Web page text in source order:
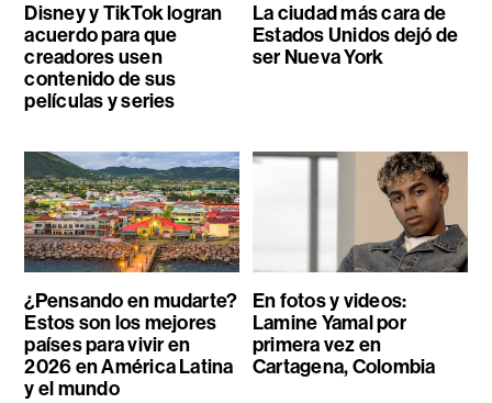
Disney y TikTok logran
acuerdo para que
creadores usen
contenido de sus
películas y series
La ciudad más cara de
Estados Unidos dejó de
ser Nueva York
¿Pensando en mudarte?
Estos son los mejores
países para vivir en
2026 en América Latina
y el mundo
En fotos y videos:
Lamine Yamal por
primera vez en
Cartagena, Colombia